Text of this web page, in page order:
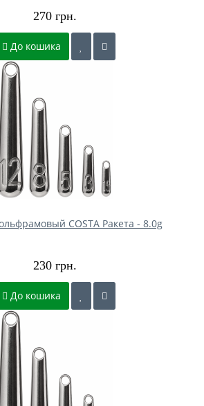
270 грн.
До кошика
COSTA Ракета - 8.0g
230 грн.
До кошика